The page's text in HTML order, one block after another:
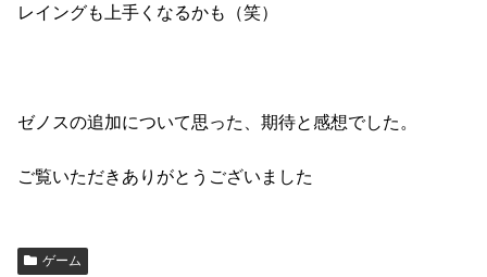
レイングも上手くなるかも（笑）
ゼノスの追加について思った、期待と感想でした。
ご覧いただきありがとうございました
ゲーム